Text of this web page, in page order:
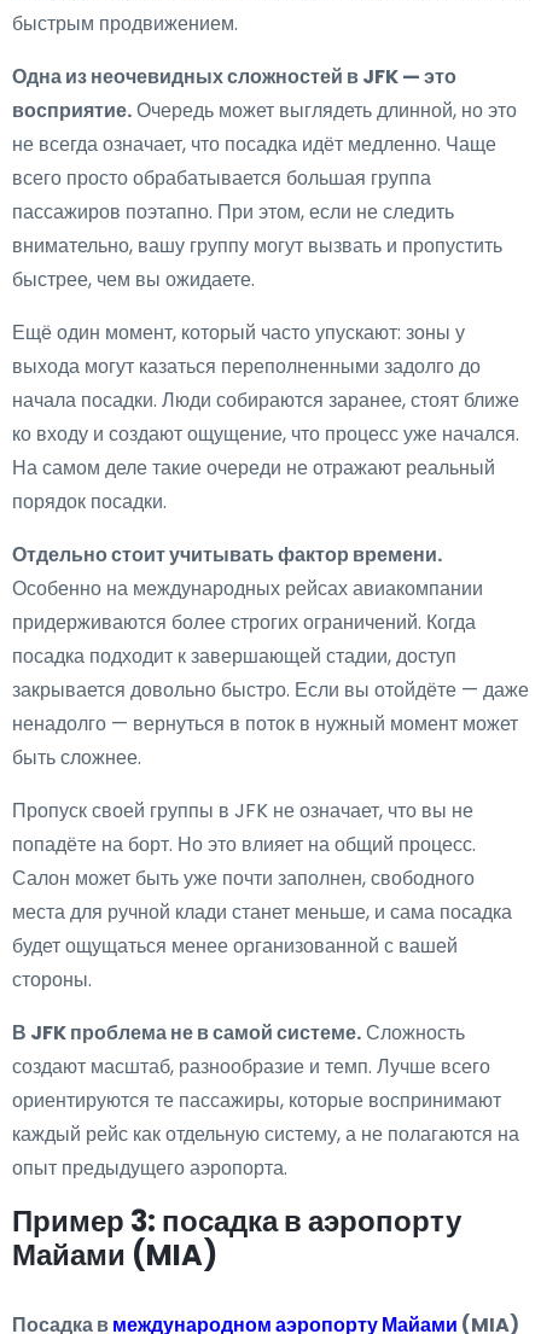
быстрым продвижением.
Одна из неочевидных сложностей в JFK — это
восприятие.Очередь может выглядеть длинной, но это
не всегда означает, что посадка идёт медленно. Чаще
всего просто обрабатывается большая группа
пассажиров поэтапно. При этом, если не следить
внимательно, вашу группу могут вызвать и пропустить
быстрее, чем вы ожидаете.
Ещё один момент, который часто упускают: зоны у
выхода могут казаться переполненными задолго до
начала посадки. Люди собираются заранее, стоят ближе
ко входу и создают ощущение, что процесс уже начался.
На самом деле такие очереди не отражают реальный
порядок посадки.
Отдельно стоит учитывать фактор времени.
Особенно на международных рейсах авиакомпании
придерживаются более строгих ограничений. Когда
посадка подходит к завершающей стадии, доступ
закрывается довольно быстро. Если вы отойдёте — даже
ненадолго — вернуться в поток в нужный момент может
быть сложнее.
Пропуск своей группы в JFK не означает, что вы не
попадёте на борт. Но это влияет на общий процесс.
Салон может быть уже почти заполнен, свободного
места для ручной клади станет меньше, и сама посадка
будет ощущаться менее организованной с вашей
стороны.
В JFK проблема не в самой системе.Сложность
создают масштаб, разнообразие и темп. Лучше всего
ориентируются те пассажиры, которые воспринимают
каждый рейс как отдельную систему, а не полагаются на
опыт предыдущего аэропорта.
Пример 3: посадка в аэропорту
Майами (MIA)
Посадка вмеждународном аэропорту Майами (MIA)